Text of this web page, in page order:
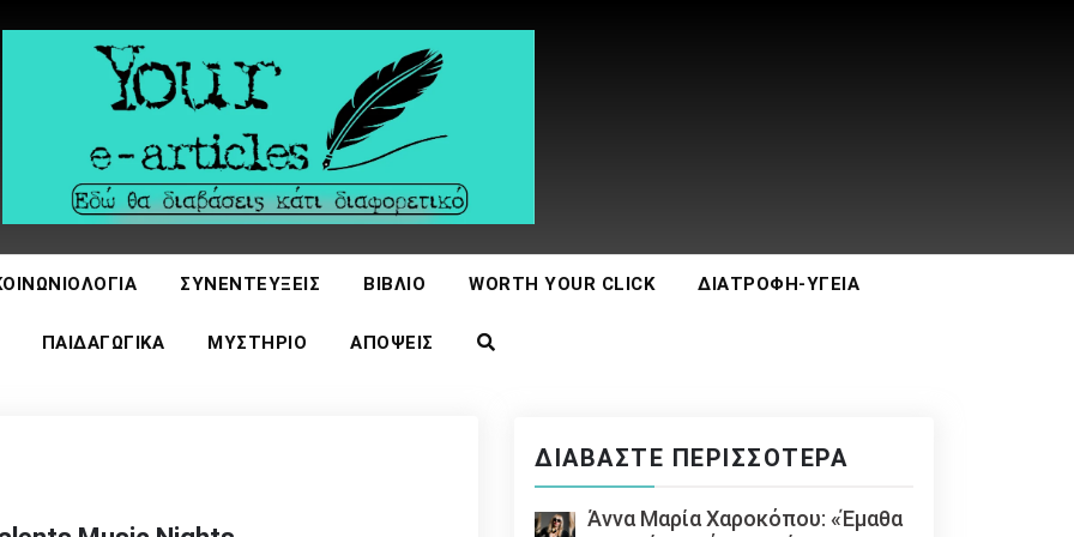
ΣΥΝΕΝΤΕΎΞΕΙΣ ΒΙΒΛΊΟ WORTH YOUR CLICK ΔΙΑΤΡΟΦΉ-ΥΓΕΊΑ
ΠΑΙΔΑΓΩΓΙΚΆ ΜΥΣΤΉΡΙΟ ΑΠΌΨΕΙΣ
ΔΙΑΒΆΣΤΕ ΠΕΡΙΣΣΌΤΕΡΑ
Άννα Μαρία Χαροκόπου: «Έμαθα